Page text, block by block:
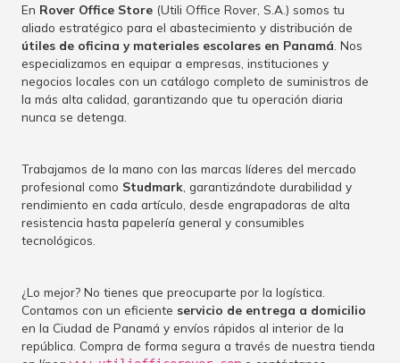
En Rover Office Store (Utili Office Rover, S.A.) somos tu
aliado estratégico para el abastecimiento y distribución de
útiles de oficina y materiales escolares en Panamá . Nos
especializamos en equipar a empresas, instituciones y
negocios locales con un catálogo completo de suministros de
la más alta calidad, garantizando que tu operación diaria
nunca se detenga.
Trabajamos de la mano con las marcas líderes del mercado
profesional como Studmark , garantizándote durabilidad y
rendimiento en cada artículo, desde engrapadoras de alta
resistencia hasta papelería general y consumibles
tecnológicos.
¿Lo mejor? No tienes que preocuparte por la logística.
Contamos con un eficiente servicio de entrega a domicilio
en la Ciudad de Panamá y envíos rápidos al interior de la
república. Compra de forma segura a través de nuestra tienda